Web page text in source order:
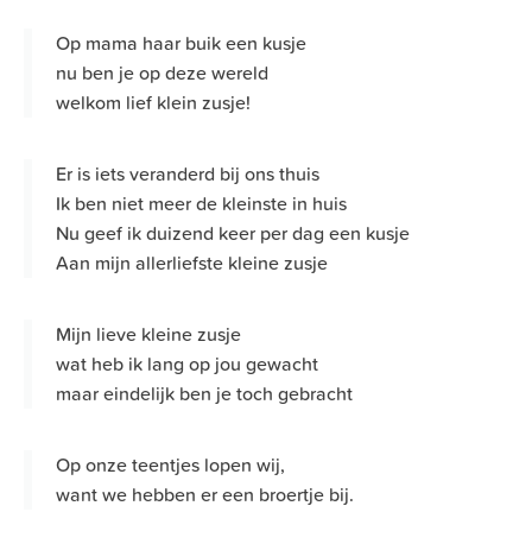
Op mama haar buik een kusje
nu ben je op deze wereld
welkom lief klein zusje!
Er is iets veranderd bij ons thuis
Ik ben niet meer de kleinste in huis
Nu geef ik duizend keer per dag een kusje
Aan mijn allerliefste kleine zusje
Mijn lieve kleine zusje
wat heb ik lang op jou gewacht
maar eindelijk ben je toch gebracht
Op onze teentjes lopen wij,
want we hebben er een broertje bij.